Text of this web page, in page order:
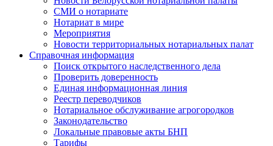
СМИ о нотариате
Нотариат в мире
Мероприятия
Новости территориальных нотариальных палат
Справочная информация
Поиск открытого наследственного дела
Проверить доверенность
Единая информационная линия
Реестр переводчиков
Нотариальное обслуживание агрогородков
Законодательство
Локальные правовые акты БНП
Тарифы